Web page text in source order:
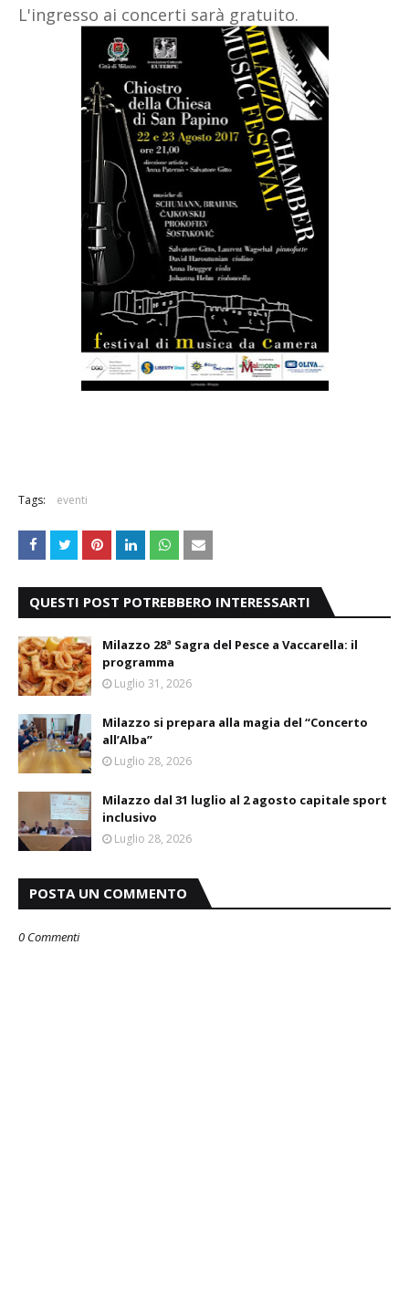
L'ingresso ai concerti sarà gratuito.
Tags: eventi
QUESTI POST POTREBBERO INTERESSARTI
Milazzo 28ª Sagra del Pesce a Vaccarella: il
programma
Luglio 31, 2026
Milazzo si prepara alla magia del “Concerto
all’Alba”
Luglio 28, 2026
Milazzo dal 31 luglio al 2 agosto capitale sport
inclusivo
Luglio 28, 2026
POSTA UN COMMENTO
0 Commenti